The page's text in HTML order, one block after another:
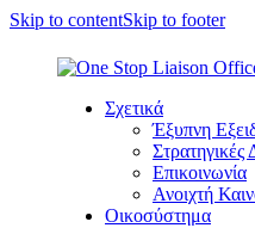
Skip to contentSkip to footer
Σχετικά
Έξυπνη
Στρατηγικές
Επικοινωνία
Ανοιχτή
Οικοσύστημα